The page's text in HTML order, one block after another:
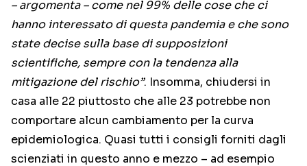
– argomenta – come nel 99% delle cose che ci
hanno interessato di questa pandemia e che sono
state decise sulla base di supposizioni
scientifiche, sempre con la tendenza alla
mitigazione del rischio”. Insomma, chiudersi in
casa alle 22 piuttosto che alle 23 potrebbe non
comportare alcun cambiamento per la curva
epidemiologica. Quasi tutti i consigli forniti dagli
scienziati in questo anno e mezzo – ad esempio